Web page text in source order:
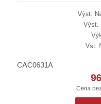
Výst.
Výst.
Vst.
CAC0631A
Cena